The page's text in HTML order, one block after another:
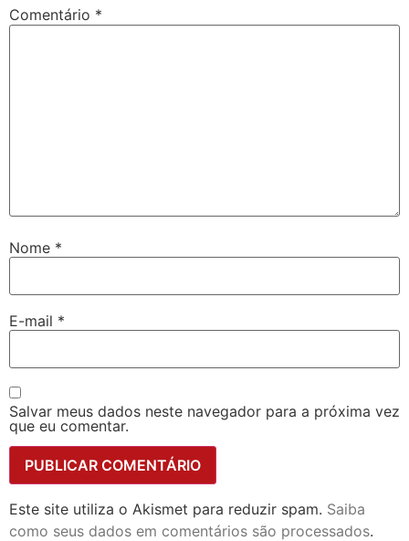
Comentário *
Nome *
E-mail *
Salvar meus dados neste navegador para a próxima vez
que eu comentar.
Este site utiliza o Akismet para reduzir spam. Saiba
como seus dados em comentários são processados.